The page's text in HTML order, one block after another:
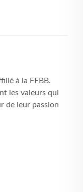
à la FFBB.
les valeurs qui
de leur passion